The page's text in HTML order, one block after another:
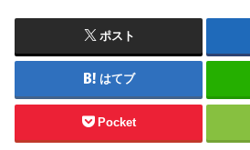
ポスト
はてブ
Pocket